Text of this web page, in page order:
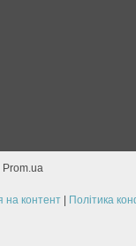
Prom.ua
на контент
Політика